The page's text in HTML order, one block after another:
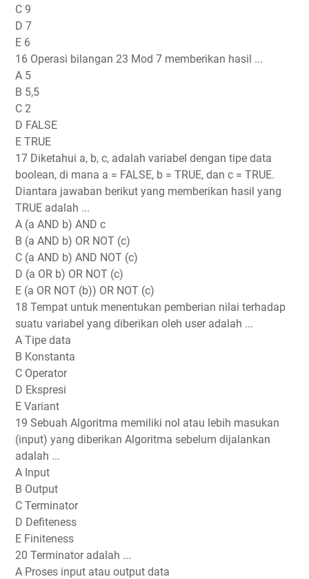
C 9
D 7
E 6
16 Operasi bilangan 23 Mod 7 memberikan hasil ...
A 5
B 5,5
C 2
D FALSE
E TRUE
17 Diketahui a, b, c, adalah variabel dengan tipe data
boolean, di mana a = FALSE, b = TRUE, dan c = TRUE.
Diantara jawaban berikut yang memberikan hasil yang
TRUE adalah ...
A (a AND b) AND c
B (a AND b) OR NOT (c)
C (a AND b) AND NOT (c)
D (a OR b) OR NOT (c)
E (a OR NOT (b)) OR NOT (c)
18 Tempat untuk menentukan pemberian nilai terhadap
suatu variabel yang diberikan oleh user adalah ...
A Tipe data
B Konstanta
C Operator
D Ekspresi
E Variant
19 Sebuah Algoritma memiliki nol atau lebih masukan
(input) yang diberikan Algoritma sebelum dijalankan
adalah ...
A Input
B Output
C Terminator
D Defiteness
E Finiteness
20 Terminator adalah ...
A Proses input atau output data